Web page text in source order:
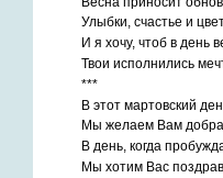
Улыбки, счастье и
И я хочу, чтоб в день
Твои исполнились
***
В этот мартовский
Мы желаем Вам
В день, когда
Мы хотим Вас